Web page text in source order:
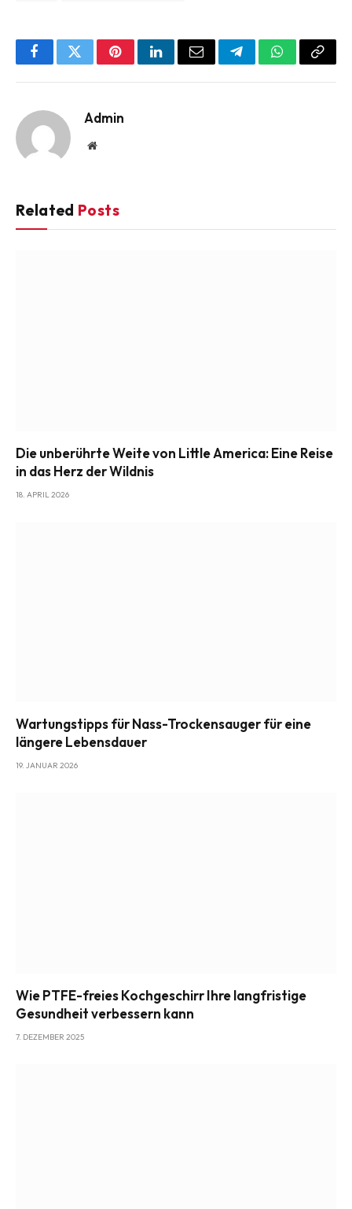
FacebookTwitterPinterestLinkedInEmail TelegramWhatsApp
Copy
Admin
Website
Related Posts
Die unberührte Weite von Little America: Eine Reise
in das Herz der Wildnis
18. APRIL 2026
Wartungstipps für Nass-Trockensauger für eine
längere Lebensdauer
19. JANUAR 2026
Wie PTFE-freies Kochgeschirr Ihre langfristige
Gesundheit verbessern kann
7. DEZEMBER 2025